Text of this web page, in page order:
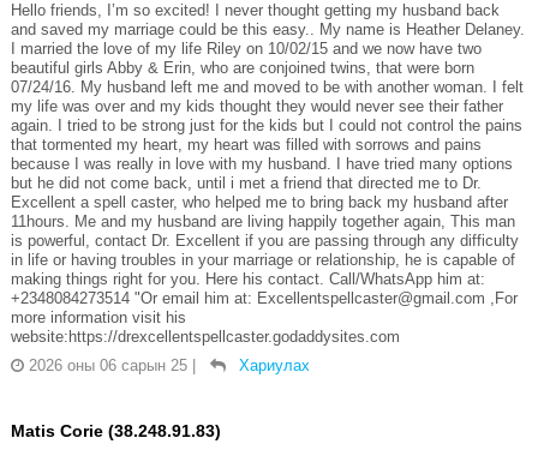
Hello friends, I’m so excited! I never thought getting my husband back
and saved my marriage could be this easy.. My name is Heather Delaney.
I married the love of my life Riley on 10/02/15 and we now have two
beautiful girls Abby & Erin, who are conjoined twins, that were born
07/24/16. My husband left me and moved to be with another woman. I felt
my life was over and my kids thought they would never see their father
again. I tried to be strong just for the kids but I could not control the pains
that tormented my heart, my heart was filled with sorrows and pains
because I was really in love with my husband. I have tried many options
but he did not come back, until i met a friend that directed me to Dr.
Excellent a spell caster, who helped me to bring back my husband after
11hours. Me and my husband are living happily together again, This man
is powerful, contact Dr. Excellent if you are passing through any difficulty
in life or having troubles in your marriage or relationship, he is capable of
making things right for you. Here his contact. Call/WhatsApp him at:
+2348084273514 "Or email him at: Excellentspellcaster@gmail.com ,For
more information visit his
website:https://drexcellentspellcaster.godaddysites.com
2026 оны 06 сарын 25
Хариулах
Matis Corie (38.248.91.83)